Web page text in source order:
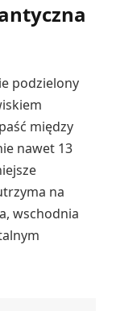
podzielony
między
nawet 13
na
wschodnia